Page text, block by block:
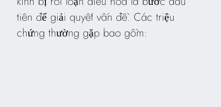
tiên để giải quyết vấn đề. Các triệu
chứng thường gặp bao gồm: